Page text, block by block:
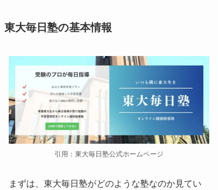
東大毎日塾の基本情報
引用：東大毎日塾公式ホームページ
まずは、東大毎日塾がどのような塾なのか見てい